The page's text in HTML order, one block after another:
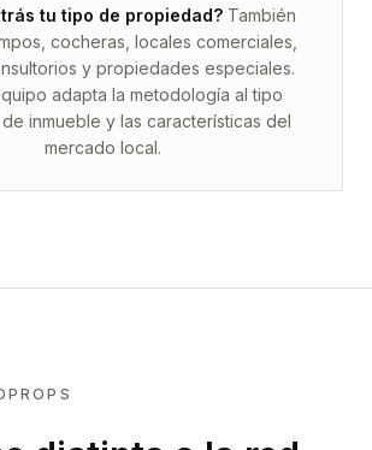
tu tipo de propiedad? También
cocheras, locales comerciales,
y propiedades especiales.
adapta la metodología al tipo
inmueble y las características del
mercado local.